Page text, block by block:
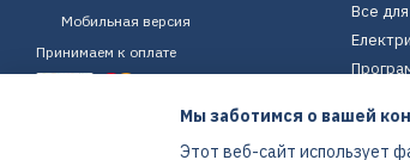
Мобильная версия
Принимаем к оплате
Все
Мы заботимся о вашей
Этот веб-сайт использует